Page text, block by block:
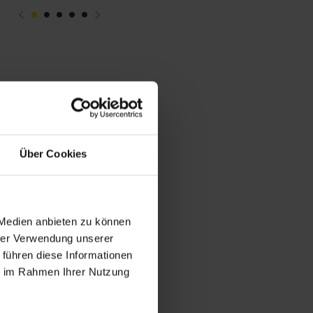
Über Cookies
anbieten zu können
Verwendung unserer
diese Informationen
Rahmen Ihrer Nutzung